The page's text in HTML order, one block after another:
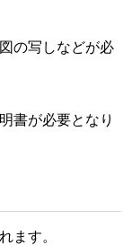
の写しなどが必
書が必要となり
ます。